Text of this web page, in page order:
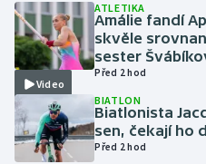
Olympijské hry
Parasport
Plavání
Plážový volejbal
Video
ATLETIKA
Amálie fandí
skvěle
sester
Před 2 hod
BIATLON
Biatlonista
sen, čekají ho
Před 2 hod